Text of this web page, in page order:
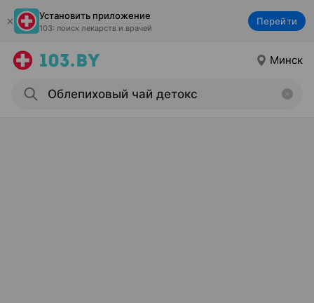
Установить приложение
103: поиск лекарств и врачей
Перейти
Минск